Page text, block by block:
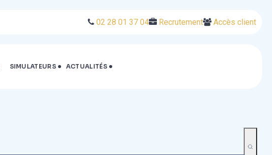
02 28 01 37 04 Recrutement Accès client
SIMULATEURS ACTUALITÉS